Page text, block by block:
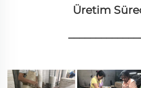
Üretim